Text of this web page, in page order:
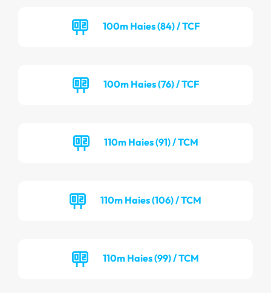
100m Haies (84) / TCF
100m Haies (76) / TCF
110m Haies (91) / TCM
110m Haies (106) / TCM
110m Haies (99) / TCM